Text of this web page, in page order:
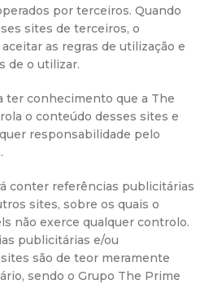
por terceiros. Quando
sites de terceiros, o
as regras de utilização e
de o utilizar.
ter conhecimento que a The
o conteúdo desses sites e
responsabilidade pelo
conter referências publicitárias
sites, sobre os quais o
não exerce qualquer controlo.
publicitárias e/ou
são de teor meramente
sendo o Grupo The Prime